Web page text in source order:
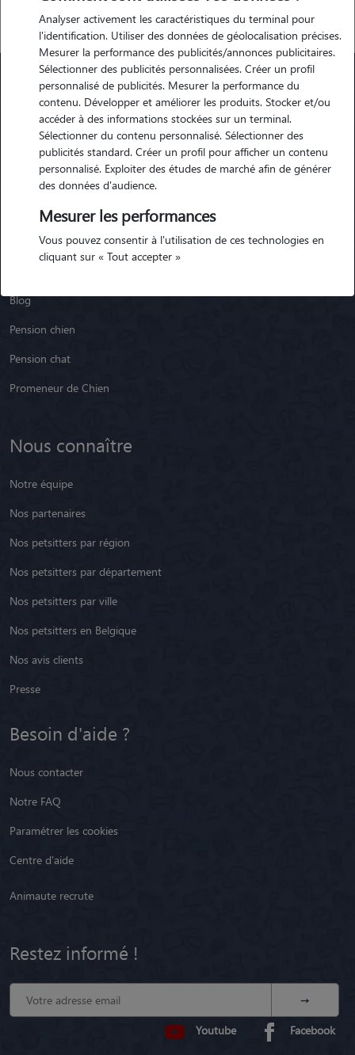
Animaute
Garde Chien
Garde Chat
Garde Animaux
Garde Nac
Blog
Pension chien
Pension chat
Promeneur de Chien
Nous connaître
Notre équipe
Nos partenaires
Nos petsitters par région
Nos petsitters par département
Nos petsitters par ville
Nos petsitters en Belgique
Nos avis clients
Presse
Besoin d'aide ?
Nous contacter
Notre FAQ
Paramétrer les cookies
Centre d'aide
Animaute recrute
Restez informé !
Youtube Facebook
Analyser activement les caractéristiques du terminal pour
l'identification. Utiliser des données de géolocalisation précises.
Mesurer la performance des publicités/annonces publicitaires.
Sélectionner des publicités personnalisées. Créer un profil
personnalisé de publicités. Mesurer la performance du
contenu. Développer et améliorer les produits. Stocker et/ou
accéder à des informations stockées sur un terminal.
Sélectionner du contenu personnalisé. Sélectionner des
publicités standard. Créer un profil pour afficher un contenu
personnalisé. Exploiter des études de marché afin de générer
des données d'audience.
Mesurer les performances
Vous pouvez consentir à l'utilisation de ces technologies en
cliquant sur « Tout accepter »